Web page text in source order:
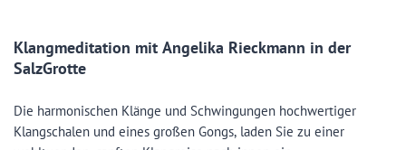
Klangmeditation mit Angelika Rieckmann in der
SalzGrotte
Die harmonischen Klänge und Schwingungen hochwertiger
Klangschalen und eines großen Gongs, laden Sie zu einer